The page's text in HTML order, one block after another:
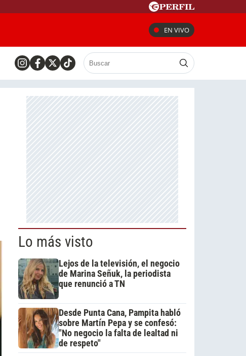
EN VIVO
Lo más visto
Lejos de la televisión, el negocio
de Marina Señuk, la periodista
que renunció a TN
Desde Punta Cana, Pampita habló
sobre Martín Pepa y se confesó:
"No negocio la falta de lealtad ni
de respeto"